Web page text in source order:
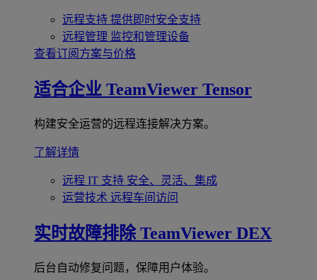
远程支持 提供即时安全支持
远程管理 监控和管理设备
查看订阅方案与价格
适合企业 TeamViewer Tensor
构建安全运营的远程连接解决方案。
了解详情
远程 IT 支持 安全、灵活、集成
运营技术 远程车间访问
实时故障排除 TeamViewer DEX
后台自动修复问题，保障用户体验。